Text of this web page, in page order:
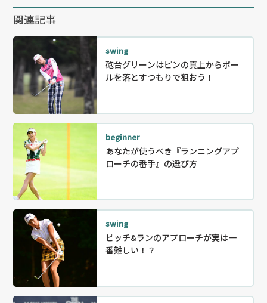
関連記事
swing
砲台グリーンはピンの真上からボー
ルを落とすつもりで狙おう！
beginner
あなたが使うべき『ランニングアプ
ローチの番手』の選び方
swing
ピッチ&ランのアプローチが実は一
番難しい！？